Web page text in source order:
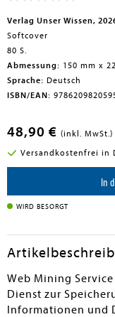
Verlag Unser Wissen,
Softcover
80 S.
Abmessung: 150 mm x
Sprache: Deutsch
ISBN/EAN:
48,90 € (inkl. MwSt.)
Versandkostenfrei in
In
WIRD BESORGT
Web Mining
Dienst zur
Informationen und